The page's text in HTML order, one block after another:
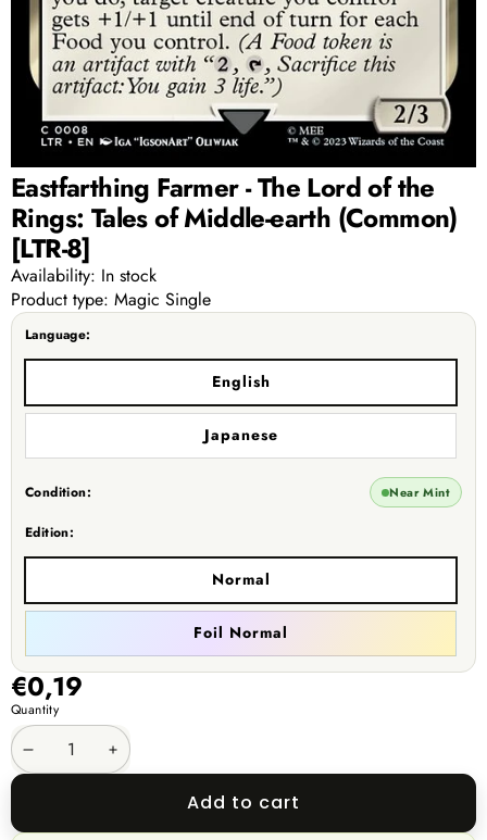
Eastfarthing Farmer - The Lord of the
Rings: Tales of Middle-earth (Common)
[LTR-8]
Availability: In stock
Product type: Magic Single
Language:
English
Japanese
Condition: Near Mint
Edition:
Normal
Foil Normal
€0,19
Quantity
Decrease Increase
Add to cart